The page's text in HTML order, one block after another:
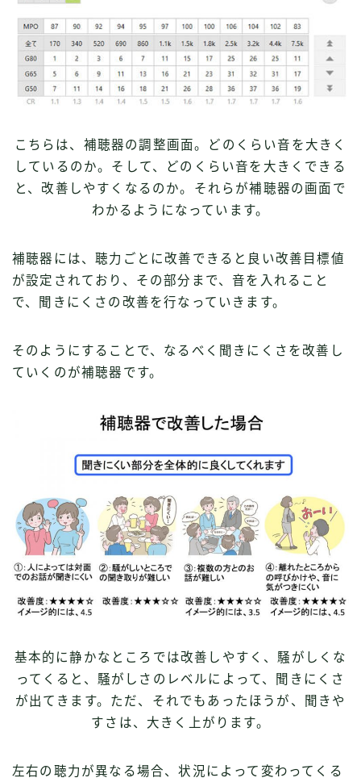
こちらは、補聴器の調整画面。どのくらい音を大きく
しているのか。そして、どのくらい音を大きくできる
と、改善しやすくなるのか。それらが補聴器の画面で
わかるようになっています。
補聴器には、聴力ごとに改善できると良い改善目標値
が設定されており、その部分まで、音を入れること
で、聞きにくさの改善を行なっていきます。
そのようにすることで、なるべく聞きにくさを改善し
ていくのが補聴器です。
基本的に静かなところでは改善しやすく、騒がしくな
ってくると、騒がしさのレベルによって、聞きにくさ
が出てきます。ただ、それでもあったほうが、聞きや
すさは、大きく上がります。
左右の聴力が異なる場合、状況によって変わってくる